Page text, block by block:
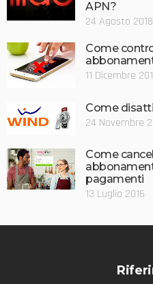
APN?
24 Agosto 2018
Come
11 Dicembre
Come
24 Novembre
Come
pagamenti
13 Luglio 2016